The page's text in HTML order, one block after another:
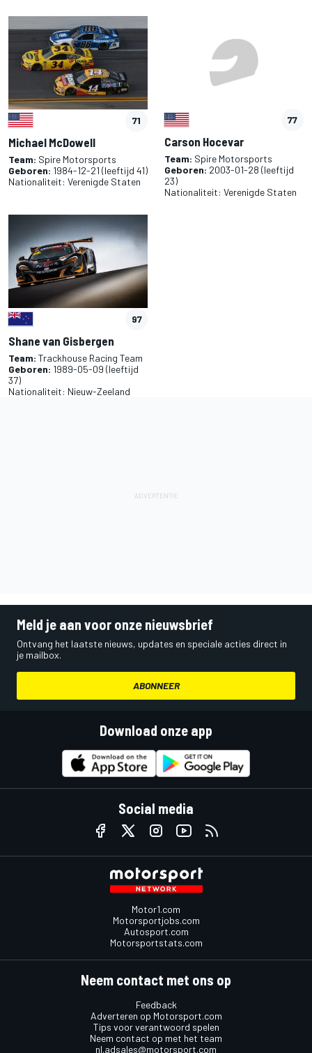
71
Michael McDowell
Team: Spire Motorsports
Geboren: 1984-12-21 (leeftijd 41)
Nationaliteit: Verenigde Staten
77
Carson Hocevar
Team: Spire Motorsports
Geboren: 2003-01-28 (leeftijd
23)
Nationaliteit: Verenigde Staten
97
Shane van Gisbergen
Team: Trackhouse Racing Team
Geboren: 1989-05-09 (leeftijd
37)
Nationaliteit: Nieuw-Zeeland
Meld je aan voor onze nieuwsbrief
Ontvang het laatste nieuws, updates en speciale acties direct in
je mailbox.
ABONNEER
Download onze app
Social media
Motor1.com
Motorsportjobs.com
Autosport.com
Motorsportstats.com
Neem contact met ons op
Feedback
Adverteren op Motorsport.com
Tips voor verantwoord spelen
Neem contact op met het team
nl.adsales@motorsport.com